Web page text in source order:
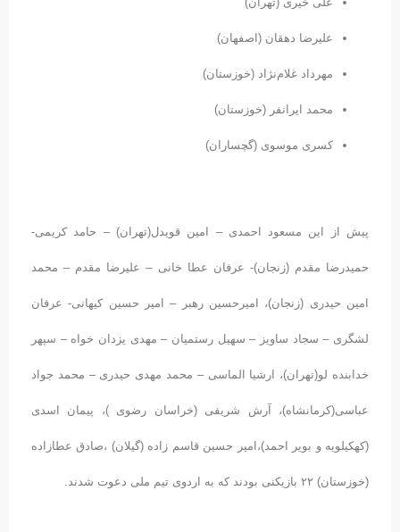
علی خیری (تهران)
علیرضا دهقان (اصفهان)
مهرداد غلام‌نژاد (خوزستان)
محمد ایرانفر (خوزستان)
کسری موسوی (گچساران)
پیش از این مسعود احمدی – امین قویدل(تهران) – حامد کریمی-
حمیدرضا مقدم (زنجان)- عرفان عطا خانی – علیرضا مقدم – محمد
امین حیدری (زنجان)، امیرحسین رهبر – امیر حسین کیهانی- عرفان
لشگری – سجاد ساویز – سهیل رستمیان – مهدی یزدان خواه – سپهر
خدابنده لو(تهران)، ارشیا الماسی – محمد مهدی حیدری – محمد جواد
عباسی(کرمانشاه)، آرش شریفی (خراسان رضوی )، پیمان اسدی
(کهکیلویه و بویر احمد)،امیر حسین قاسم زاده (گیلان) ،صادق عطازاده
(خوزستان) ۲۲ بازیکنی بودند که به اردوی تیم ملی دعوت شدند.